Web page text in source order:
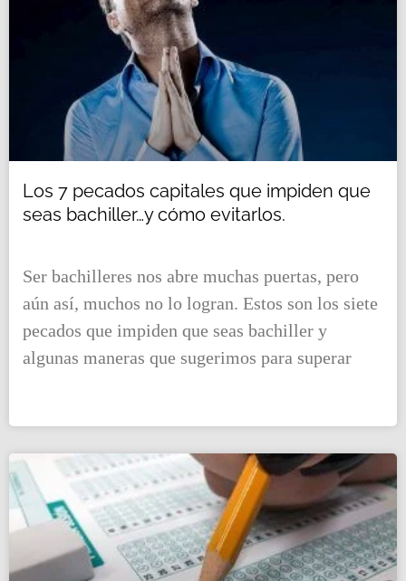
Los 7 pecados capitales que impiden que
seas bachiller…y cómo evitarlos.
Ser bachilleres nos abre muchas puertas, pero
aún así, muchos no lo logran. Estos son los siete
pecados que impiden que seas bachiller y
algunas maneras que sugerimos para superar